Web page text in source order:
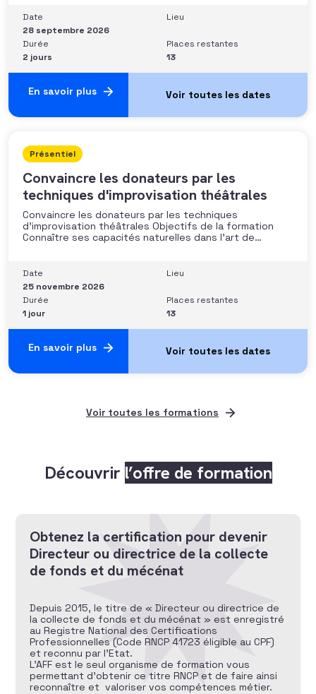
parties prenantes• Construire un argumentaire
personnalisé et piloter le parcours
Date
28 septembre 2026
Lieu
Durée
2 jours
Places restantes
13
En savoir plus
Présentiel
Convaincre les donateurs par les
techniques d'improvisation théâtrales
Convaincre les donateurs par les techniques
d’improvisation théâtrales Objectifs de la formation
Connaître ses capacités naturelles dans l’art de
conviction et sur quoi elle se fonde (mots, attitude, …),
quelle est sa situation de
Date
25 novembre 2026
Lieu
Durée
1 jour
Places restantes
13
En savoir plus
Voir toutes les formations
Découvrir l’offre de formation
Obtenez la certification pour devenir
Directeur ou directrice de la collecte
de fonds et du mécénat
Depuis 2015, le titre de « Directeur ou directrice de
la collecte de fonds et du mécénat » est enregistré
au Registre National des Certifications
Professionnelles (Code RNCP 41723 éligible au CPF)
et reconnu par l’Etat.
L’AFF est le seul organisme de formation vous
permettant d’obtenir ce titre RNCP et de faire ainsi
reconnaître et valoriser vos compétences métier.